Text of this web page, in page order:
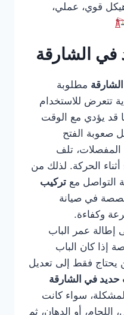
قوي، عملي،
في الشارقة
مطلوبة
تتعرض للاستخدام
قد يؤدي مع الوقت
صعوبة الفتح
المفصلات، تلف
الحركة. لذلك من
التواصل مع تركيب
في صيانة
وكفاءة.
إطالة عمر الباب
إذا كان الباب
فقط إلى تعديل
حديد في الشارقة
سواء كانت
اللحام، أو الدهان، ثم